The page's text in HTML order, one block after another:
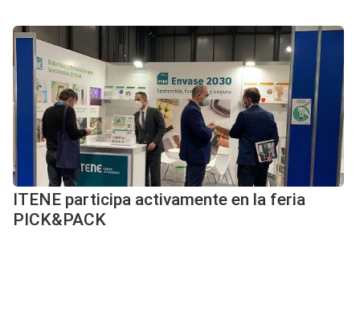
ITENE participa activamente en la feria
PICK&PACK